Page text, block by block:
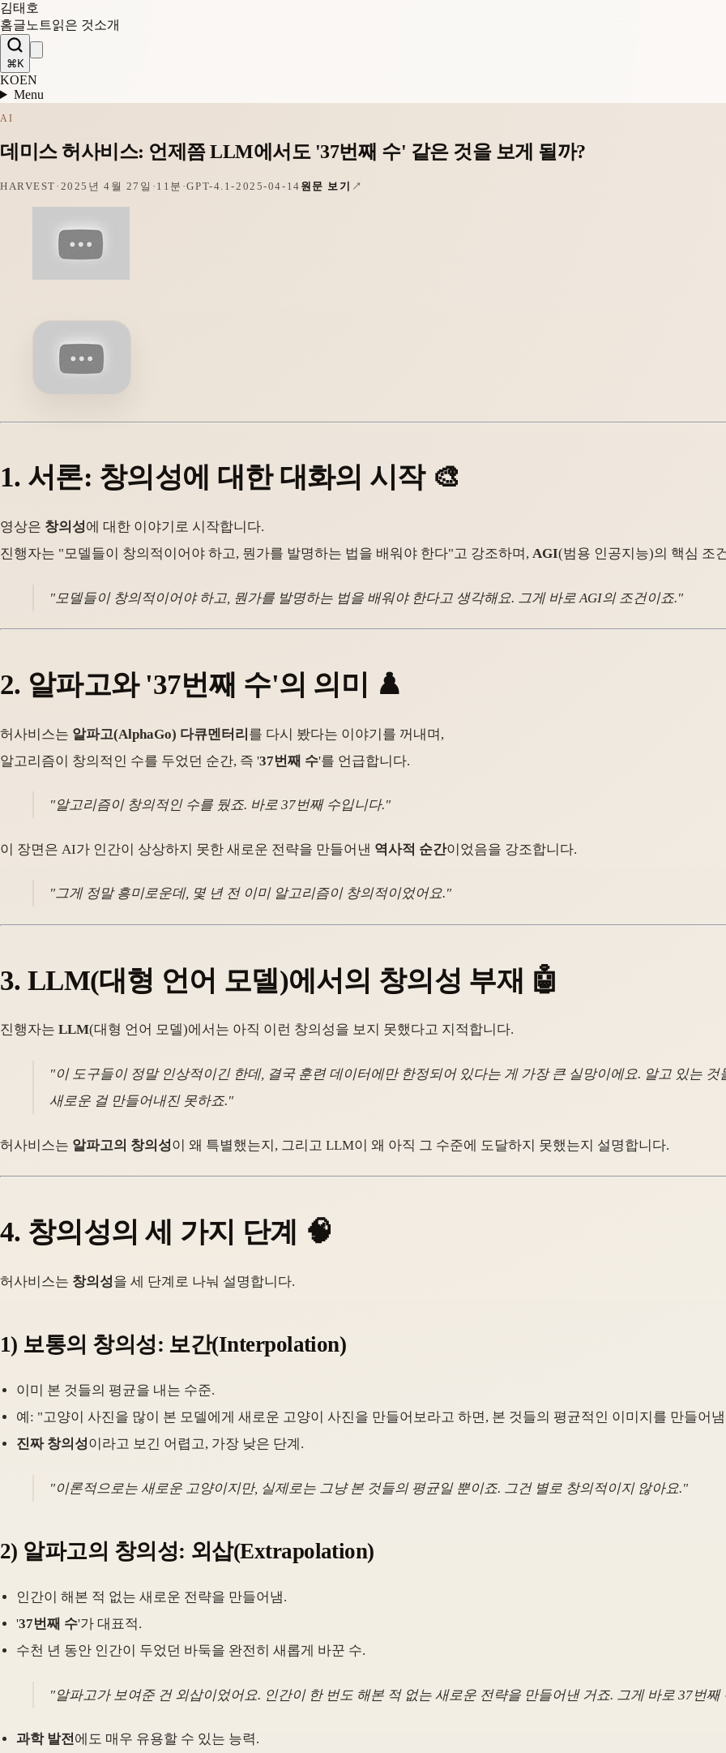
김태호
홈글 노트읽은 것소개
⌘K
KOEN
Menu
AI
데미스 허사비스: 언제쯤 LLM에서도 '37번째 수' 같은 것을 보게 될까?
HARVEST · 2025년 4월 27일 · 11분 ·GPT-4.1-2025-04-14 원문 보기
1. 서론: 창의성에 대한 대화의 시작🎨
영상은 창의성에 대한 이야기로 시작합니다.
진행자는 "모델들이 창의적이어야 하고, 뭔가를 발명하는 법을 배워야 한다"고 강조하며, AGI(범용 인공지능)의 핵심 조
"모델들이 창의적이어야 하고, 뭔가를 발명하는 법을 배워야 한다고 생각해요. 그게 바로 AGI의 조건이죠."
2. 알파고와 '37번째 수'의 의미 ♟️
허사비스는 알파고(AlphaGo) 다큐멘터리 를 다시 봤다는 이야기를 꺼내며,
알고리즘이 창의적인 수를 두었던 순간, 즉 '37번째 수'를 언급합니다.
"알고리즘이 창의적인 수를 뒀죠. 바로 37번째 수입니다."
이 장면은 AI가 인간이 상상하지 못한 새로운 전략을 만들어낸 역사적 순간이었음을 강조합니다.
"그게 정말 흥미로운데, 몇 년 전 이미 알고리즘이 창의적이었어요."
3. LLM(대형 언어 모델)에서의 창의성 부재 🤖
진행자는 LLM(대형 언어 모델)에서는 아직 이런 창의성을 보지 못했다고 지적합니다.
"이 도구들이 정말 인상적이긴 한데, 결국 훈련 데이터에만 한정되어 있다는 게 가장 큰 실망이에요. 알고 있는
새로운 걸 만들어내진 못하죠."
허사비스는 알파고의 창의성이 왜 특별했는지, 그리고 LLM이 왜 아직 그 수준에 도달하지 못했는지 설명합니다.
4. 창의성의 세 가지 단계 🧠
허사비스는 창의성을 세 단계로 나눠 설명합니다.
1) 보통의 창의성: 보간(Interpolation)
이미 본 것들의 평균을 내는 수준.
예: "고양이 사진을 많이 본 모델에게 새로운 고양이 사진을 만들어보라고 하면, 본 것들의 평균적인 이미지를 만들어
진짜 창의성이라고 보긴 어렵고, 가장 낮은 단계.
"이론적으로는 새로운 고양이지만, 실제로는 그냥 본 것들의 평균일 뿐이죠. 그건 별로 창의적이지 않아요."
2) 알파고의 창의성: 외삽(Extrapolation)
인간이 해본 적 없는 새로운 전략을 만들어냄.
'37번째 수'가 대표적.
수천 년 동안 인간이 두었던 바둑을 완전히 새롭게 바꾼 수.
"알파고가 보여준 건 외삽이었어요. 인간이 한 번도 해본 적 없는 새로운 전략을 만들어낸 거죠. 그게 바로 37번째
과학 발전에도 매우 유용할 수 있는 능력.